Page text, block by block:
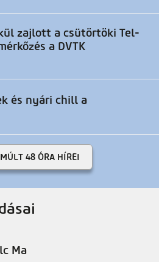
zajlott a csütörtöki Tel-
a DVTK
és nyári chill a
48 ÓRA HÍREI
Ma